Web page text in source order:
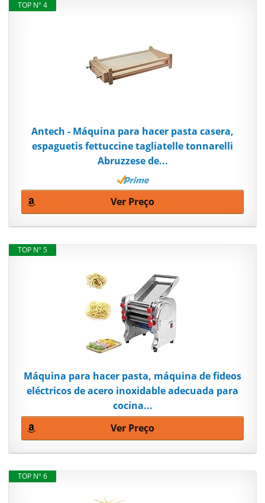
TOP Nº 4
Antech - Máquina para hacer pasta casera,
espaguetis fettuccine tagliatelle tonnarelli
Abruzzese de...
Ver Preço
TOP Nº 5
Máquina para hacer pasta, máquina de fideos
eléctricos de acero inoxidable adecuada para
cocina...
Ver Preço
TOP Nº 6